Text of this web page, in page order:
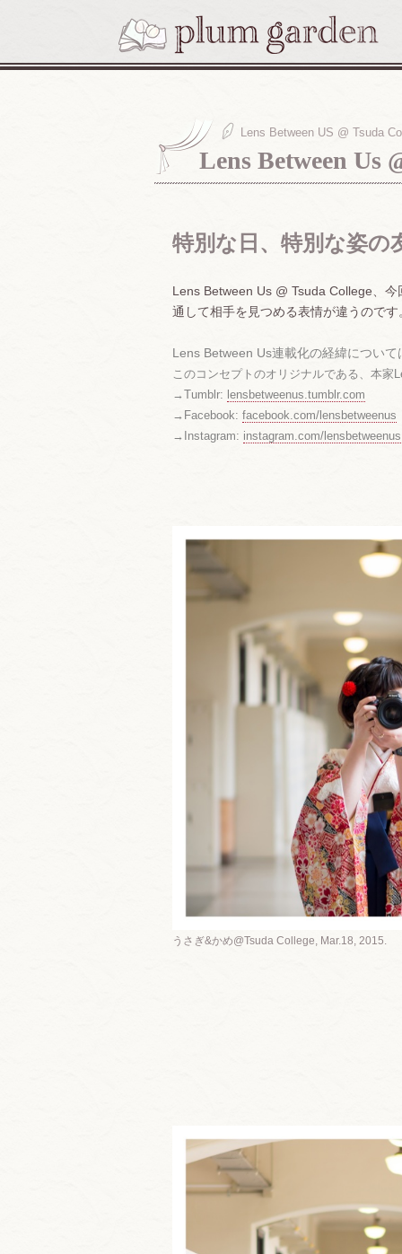
Lens Between US @ Tsuda
Lens Between Us
特別な日、特別な姿の
Lens Between Us @ Tsuda College、
通して相手を見つめる表情が違うのです
Lens Between Us連載化の経緯について
このコンセプトのオリジナルである、本家
→Tumblr: lensbetweenus.tumblr.com
→Facebook: facebook.com/lensbetweenus
→Instagram: instagram.com/lensbetweenus
うさぎ&かめ@Tsuda College, Mar.18, 2015.